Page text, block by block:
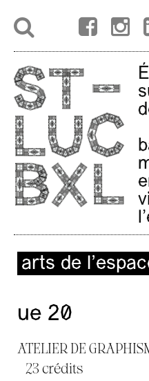
arts de
ue 20
ATELIER DE
23 crédits